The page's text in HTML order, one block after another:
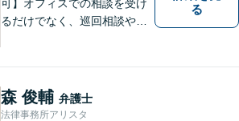
可】オフィスでの相談を受け
るだけでなく、巡回相談や出
に対応しております。安心し
てお任せください。
る
森 俊輔 弁護士
法律事務所アリスタ